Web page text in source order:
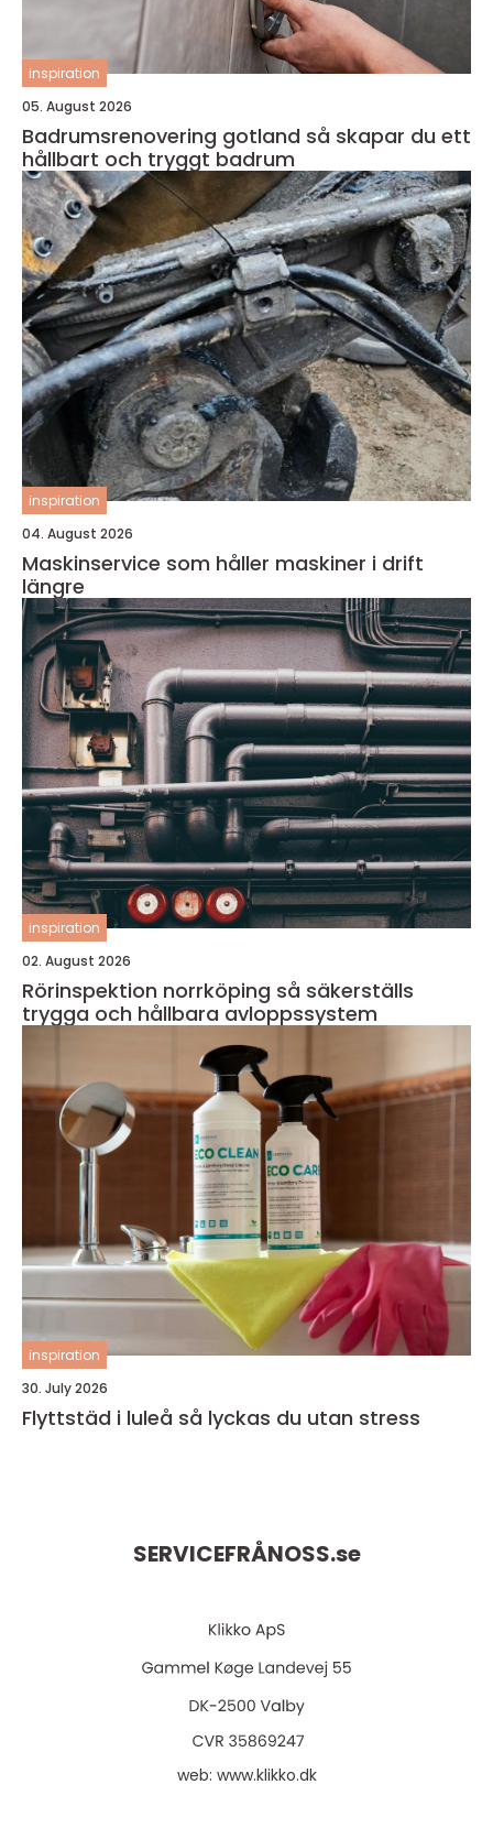
inspiration
05. August 2026
Badrumsrenovering gotland så skapar du ett
hållbart och tryggt badrum
inspiration
04. August 2026
Maskinservice som håller maskiner i drift
längre
inspiration
02. August 2026
Rörinspektion norrköping så säkerställs
trygga och hållbara avloppssystem
inspiration
30. July 2026
Flyttstäd i luleå så lyckas du utan stress
SERVICEFRÅNOSS.se
web: www.klikko.dk